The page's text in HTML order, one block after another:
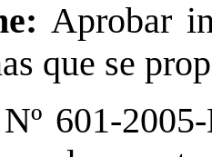
Aprobar
que se
601-